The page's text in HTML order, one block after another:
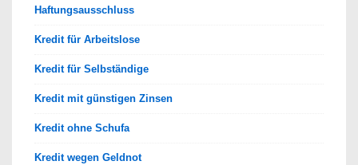
Haftungsausschluss
Kredit für Arbeitslose
Kredit für Selbständige
Kredit mit günstigen Zinsen
Kredit ohne Schufa
Kredit wegen Geldnot